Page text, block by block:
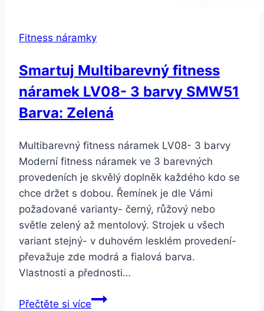
Fitness náramky
Smartuj Multibarevný fitness
náramek LV08- 3 barvy SMW51
Barva: Zelená
Multibarevný fitness náramek LV08- 3 barvy
Moderní fitness náramek ve 3 barevných
provedeních je skvělý doplněk každého kdo se
chce držet s dobou. Řemínek je dle Vámi
požadované varianty- černý, růžový nebo
světle zelený až mentolový. Strojek u všech
variant stejný- v duhovém lesklém provedení-
převažuje zde modrá a fialová barva.
Vlastnosti a přednosti…
Přečtěte si víceSmartuj